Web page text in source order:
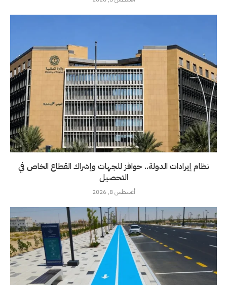
نظام إيرادات الدولة.. حوافز للجهات وإشراك القطاع الخاص في
التحصيل
أغسطس 8, 2026